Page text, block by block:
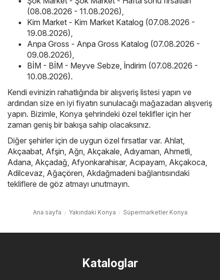
(08.08.2026 - 11.08.2026),
Kim Market - Kim Market Katalog (07.08.2026 -
19.08.2026),
Anpa Gross - Anpa Gross Katalog (07.08.2026 -
09.08.2026),
BİM - BİM - Meyve Sebze, İndirim (07.08.2026 -
10.08.2026).
Kendi evinizin rahatlığında bir alışveriş listesi yapın ve
ardından size en iyi fiyatın sunulacağı mağazadan alışveriş
yapın. Bizimle, Konya şehrindeki özel teklifler için her
zaman geniş bir bakışa sahip olacaksınız.
Diğer şehirler için de uygun özel fırsatlar var. Ahlat,
Akçaabat, Afşin, Ağrı, Akçakale, Adıyaman, Ahmetli,
Adana, Akçadağ, Afyonkarahisar, Acıpayam, Akçakoca,
Adilcevaz, Ağaçören, Akdağmadeni bağlantısındaki
tekliflere de göz atmayı unutmayın.
Ana sayfa Yakındaki Konya Süpermarketler Konya
Kataloglar